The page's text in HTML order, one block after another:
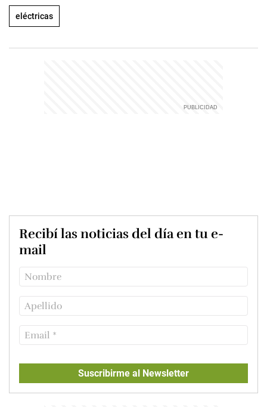
eléctricas
Recibí las noticias del día en tu e-
mail
Suscribirme al Newsletter